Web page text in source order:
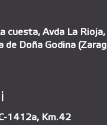
cuesta, Avda La
de Doña Godina
1412a, Km.42